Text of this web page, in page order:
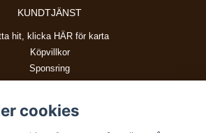
KUNDTJÄNST
hit, klicka HÄR för karta
Köpvillkor
Sponsring
BETALSÄTT
cookies